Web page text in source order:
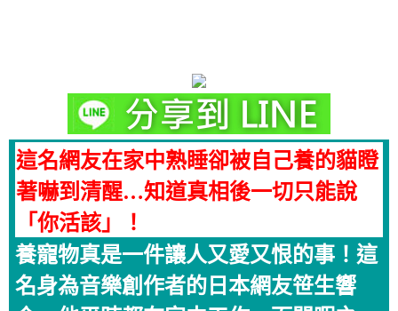
這名網友在家中熟睡卻被自己養的貓瞪
著嚇到清醒…知道真相後一切只能說
「你活該」！
養寵物真是一件讓人又愛又恨的事！這
名身為音樂創作者的日本網友笹生響